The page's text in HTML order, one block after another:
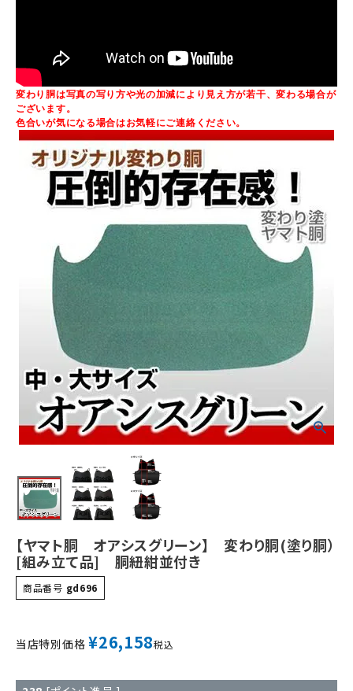
変わり胴は写真の写り方や光の加減により見え方が若干、変わる場合が
ございます。
色合いが気になる場合はお気軽にご連絡ください。
【ヤマト胴 オアシスグリーン】 変わり胴(塗り胴）
[組み立て品] 胴紐紺並付き
商品番号 gd696
当店特別価格 ¥26,158税込